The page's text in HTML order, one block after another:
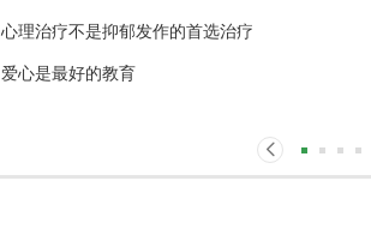
心理治疗不是抑郁发作的首选治疗
爱心是最好的教育